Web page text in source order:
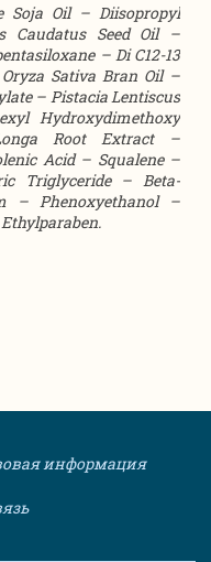
Soja Oil – Diisopropyl
Caudatus Seed Oil –
– Di С12-13
Sativa Bran Oil –
– Pistacia Lentiscus
Hydroxydimethoxy
Root Extract –
Acid – Squalene –
Triglyceride – Beta-
– Phenoxyethanol –
информация